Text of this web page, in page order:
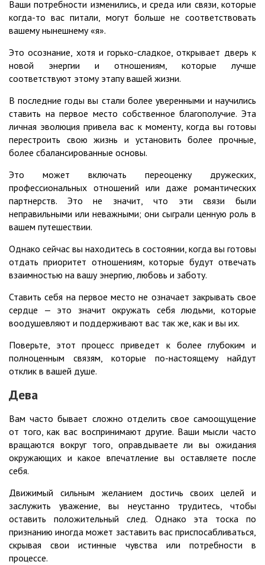
Ваши потребности изменились, и среда или связи, которые
когда-то вас питали, могут больше не соответствовать
вашему нынешнему «я».
Это осознание, хотя и горько-сладкое, открывает дверь к
новой энергии и отношениям, которые лучше
соответствуют этому этапу вашей жизни.
В последние годы вы стали более уверенными и научились
ставить на первое место собственное благополучие. Эта
личная эволюция привела вас к моменту, когда вы готовы
перестроить свою жизнь и установить более прочные,
более сбалансированные основы.
Это может включать переоценку дружеских,
профессиональных отношений или даже романтических
партнерств. Это не значит, что эти связи были
неправильными или неважными; они сыграли ценную роль в
вашем путешествии.
Однако сейчас вы находитесь в состоянии, когда вы готовы
отдать приоритет отношениям, которые будут отвечать
взаимностью на вашу энергию, любовь и заботу.
Ставить себя на первое место не означает закрывать свое
сердце — это значит окружать себя людьми, которые
воодушевляют и поддерживают вас так же, как и вы их.
Поверьте, этот процесс приведет к более глубоким и
полноценным связям, которые по-настоящему найдут
отклик в вашей душе.
Дева
Вам часто бывает сложно отделить свое самоощущение
от того, как вас воспринимают другие. Ваши мысли часто
вращаются вокруг того, оправдываете ли вы ожидания
окружающих и какое впечатление вы оставляете после
себя.
Движимый сильным желанием достичь своих целей и
заслужить уважение, вы неустанно трудитесь, чтобы
оставить положительный след. Однако эта тоска по
признанию иногда может заставить вас приспосабливаться,
скрывая свои истинные чувства или потребности в
процессе.